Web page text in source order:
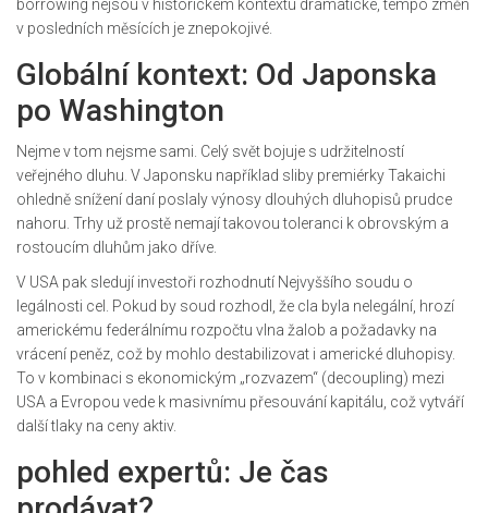
borrowing nejsou v historickém kontextu dramatické, tempo změn
v posledních měsících je znepokojivé.
Globální kontext: Od Japonska
po Washington
Nejme v tom nejsme sami. Celý svět bojuje s udržitelností
veřejného dluhu. V Japonsku například sliby premiérky Takaichi
ohledně snížení daní poslaly výnosy dlouhých dluhopisů prudce
nahoru. Trhy už prostě nemají takovou toleranci k obrovským a
rostoucím dluhům jako dříve.
V USA pak sledují investoři rozhodnutí Nejvyššího soudu o
legálnosti cel. Pokud by soud rozhodl, že cla byla nelegální, hrozí
americkému federálnímu rozpočtu vlna žalob a požadavky na
vrácení peněz, což by mohlo destabilizovat i americké dluhopisy.
To v kombinaci s ekonomickým „rozvazem“ (decoupling) mezi
USA a Evropou vede k masivnímu přesouvání kapitálu, což vytváří
další tlaky na ceny aktiv.
pohled expertů: Je čas